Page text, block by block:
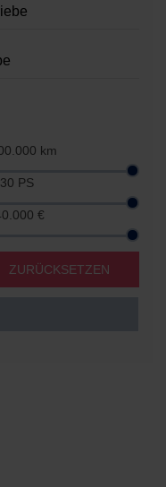
km
PS
€
ZURÜCKSETZEN